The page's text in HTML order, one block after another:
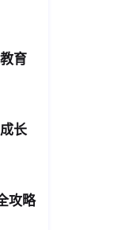
育
长
攻略